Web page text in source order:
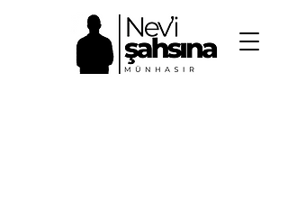
NEV'İ ŞAHSINA
MÜNHASIR